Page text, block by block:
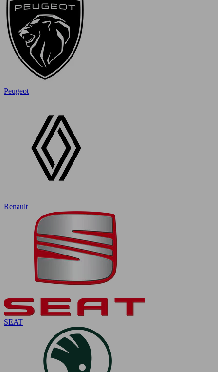
Peugeot
Renault
SEAT